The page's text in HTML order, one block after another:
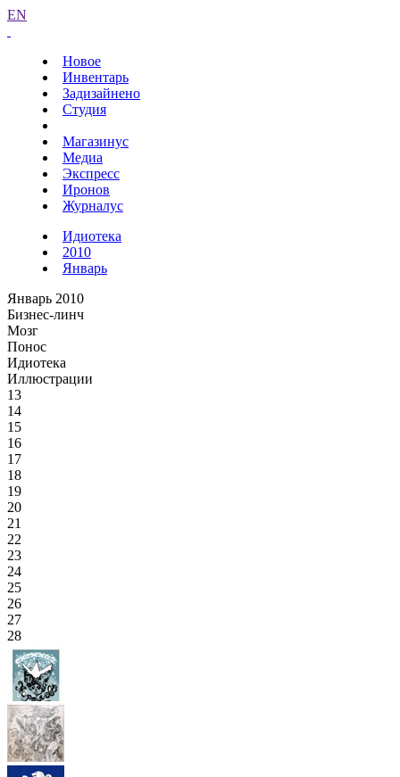
EN
Новое
Инвентарь
Задизайнено
Студия
Магазинус
Медиа
Экспресс
Иронов
Журналус
Идиотека
2010
Январь
Январь 2010
Бизнес-линч
Мозг
Понос
Идиотека
Иллюстрации
13
14
15
16
17
18
19
20
21
22
23
24
25
26
27
28